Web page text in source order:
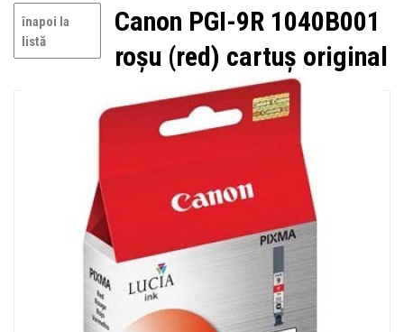
înapoi la
listă
Canon PGI-9R 1040B001
roșu (red) cartuș original